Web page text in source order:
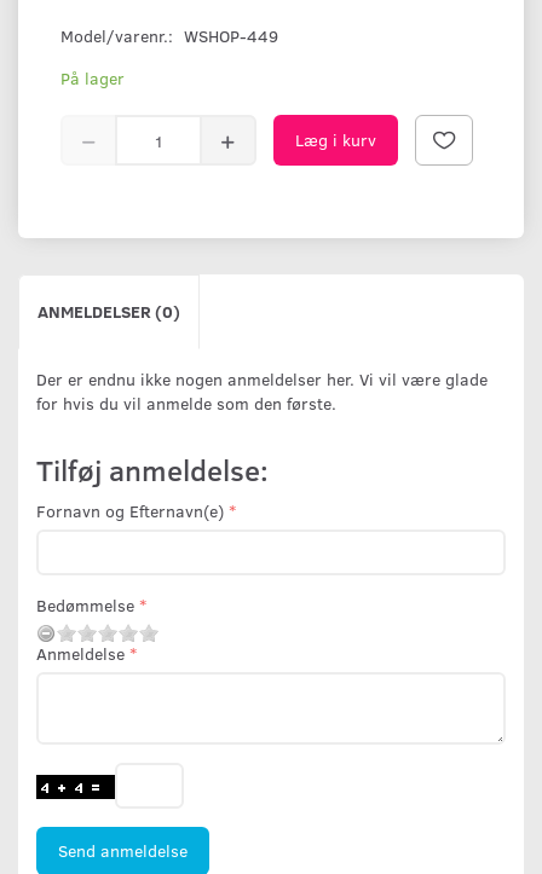
Model/varenr.: WSHOP-449
På lager
Læg i kurv
ANMELDELSER (0)
Der er endnu ikke nogen anmeldelser her. Vi vil være glade
for hvis du vil anmelde som den første.
Tilføj anmeldelse:
Fornavn og Efternavn(e)
Bedømmelse
Anmeldelse
Send anmeldelse